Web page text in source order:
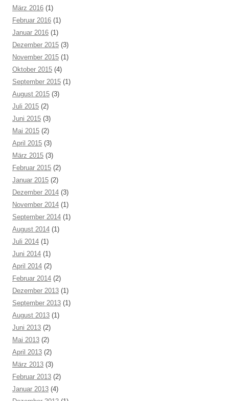
März 2016 (1)
Februar 2016 (1)
Januar 2016 (1)
Dezember 2015 (3)
November 2015 (1)
Oktober 2015 (4)
September 2015 (1)
August 2015 (3)
Juli 2015 (2)
Juni 2015 (3)
Mai 2015 (2)
April 2015 (3)
März 2015 (3)
Februar 2015 (2)
Januar 2015 (2)
Dezember 2014 (3)
November 2014 (1)
September 2014 (1)
August 2014 (1)
Juli 2014 (1)
Juni 2014 (1)
April 2014 (2)
Februar 2014 (2)
Dezember 2013 (1)
September 2013 (1)
August 2013 (1)
Juni 2013 (2)
Mai 2013 (2)
April 2013 (2)
März 2013 (3)
Februar 2013 (2)
Januar 2013 (4)